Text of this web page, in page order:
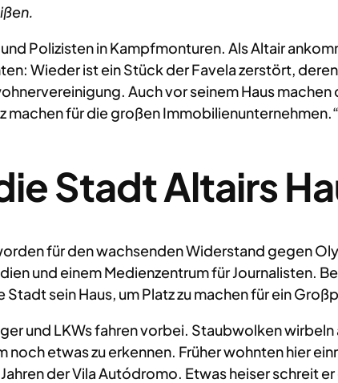
Polizisten in Kampfmonturen. Als Altair
Wieder ist ein Stück der Favela zerstört,
Auch vor seinem Haus
machen für die großen Immobilienunternehmen.“
Stadt Altairs
für den wachsenden Widerstand gegen
und einem Medienzentrum für Journalisten.
sein Haus, um Platz zu machen für ein
und LKWs fahren vorbei. Staubwolken
etwas zu erkennen. Früher wohnten hier
der Vila Autódromo. Etwas heiser schreit er